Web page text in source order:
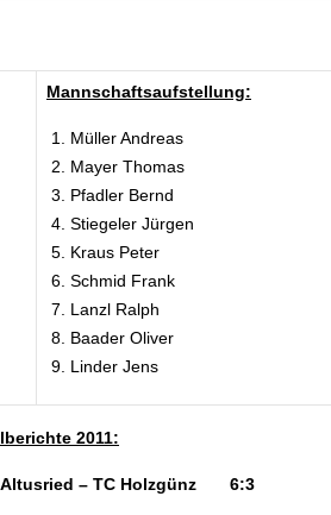
Mannschaftsaufstellung:
Müller Andreas
Mayer Thomas
Pfadler Bernd
Stiegeler Jürgen
Kraus Peter
Schmid Frank
Lanzl Ralph
Baader Oliver
Linder Jens
2011:
Altusried – TC Holzgünz 6:3